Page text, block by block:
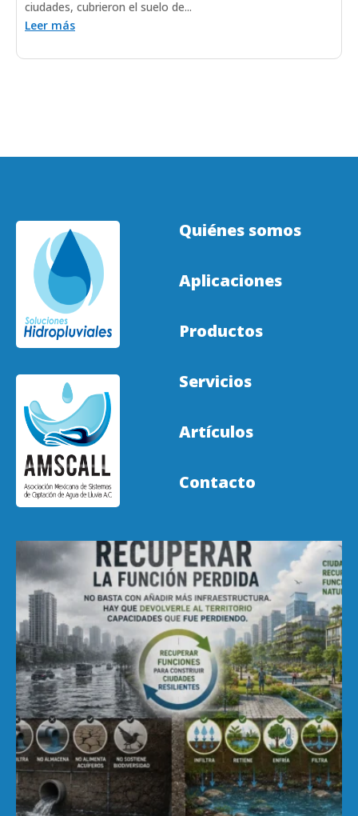
ciudades, cubrieron el suelo de...
Leer más
Quiénes somos
Aplicaciones
Productos
Servicios
Artículos
Contacto